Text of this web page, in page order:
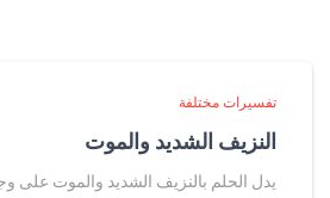
تفسيرات مختلفة
النزيف الشديد والموت
يدل الحلم بالنزيف الشديد والموت على